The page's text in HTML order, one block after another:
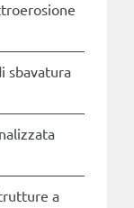
sbavatura
a